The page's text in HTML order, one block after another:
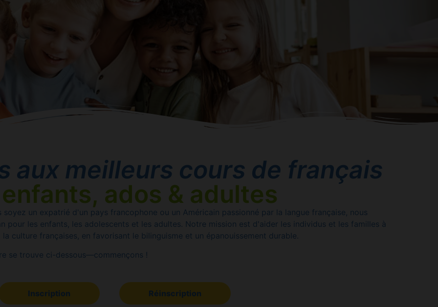
aux meilleurs cours de français
ados & adultes
un expatrié d'un pays francophone ou un Américain passionné par la langue française, nous
pour les enfants, les adolescents et les adultes. Notre mission est d'aider les individus et les familles à
culture françaises, en favorisant le bilinguisme et un épanouissement durable.
se trouve ci-dessous—commençons !
Inscription Réinscription